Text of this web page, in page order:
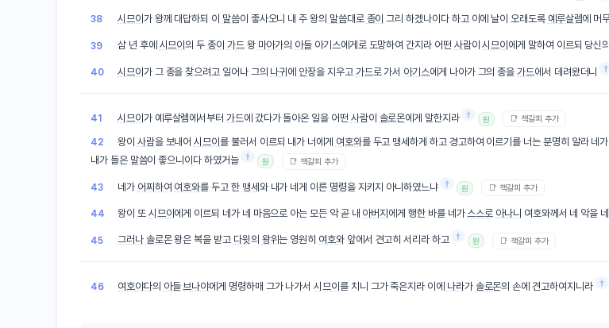
38 시므이 가 왕께 대답하되 이 말씀이 좋사오니 내 주 왕의 말씀대로 종이 그리 하겠나이다 하고 이에 날이 오래도록 예루살렘에 머
39 삼 년 후에 시므이의 두종이 가드왕 마아가의 아들 아기스에게로 도망하여 간지라 어떤 사람이시므이 에게 말하여 이르되 당신
40 시므이 가 그 종을 찾으려고 일어나 그의 나귀 에 안장을 지우고 가드로 가서 아기스에게 나아가 그의 종을가드에서 데려왔더니 †
41 시므이 가 예루살렘에서부터가드에 갔다가 돌아온 일을 어떤 사람이 솔로몬에게 말한지라 † 원 📑 책갈피 추가
42 왕이 사람을 보내어시므이를 불러서 이르되 내가 너에게 여호와를 두고 맹세하게 하고 경고하여 이르기를 너는 분명히 알라 네
내가 들은 말씀이 좋으니이다 하였거늘 † 원 📑 책갈피 추가
43 네가 어찌하여 여호와를 두고 한 맹세 와 내가 네게 이른 명령을 지키지 아니하였느냐 † 원 📑 책갈피 추가
44 왕이 또 시므이 에게 이르되 네가 네 마음으로 아는 모든 악 곧 내 아버지 에게 행한 바를 네가스스로 아나니 여호와께서 네 악을 네
45 그러나 솔로몬왕은 복을 받고 다윗의 왕위는 영원히 여호와앞에서 견고히 서리라 하고 † 원 📑 책갈피 추가
46 여호야다의 아들브나야에게 명령하매 그가 나가서시므이 를 치니 그가 죽은지라 이에 나라가 솔로몬의 손에 견고하여지니라 †